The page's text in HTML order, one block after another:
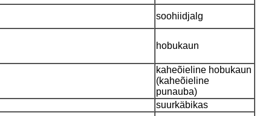
soohiidjalg
hobukaun
kaheõieline hobukaun
(kaheõieline
punauba)
suurkäbikas